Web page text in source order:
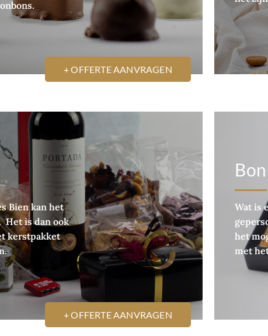
+ OFFERTE AANVRAGEN
Bien kan het
Het is dan ook
kerstpakket
+ OFFERTE AANVRAGEN
Wat is
het
met